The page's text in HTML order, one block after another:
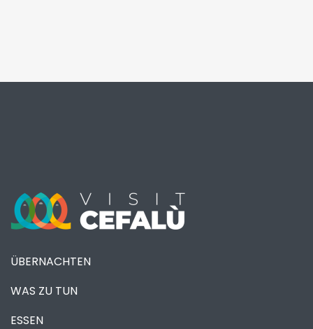
ÜBERNACHTEN
WAS ZU TUN
ESSEN